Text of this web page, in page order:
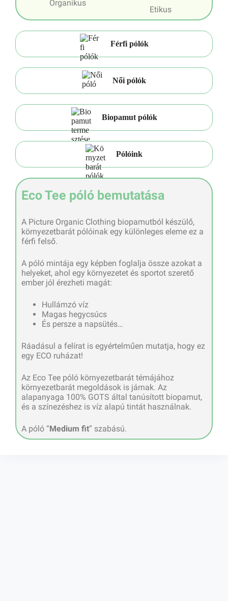
Organikus
Etikus
Férfi pólók
Női pólók
Biopamut pólók
Pólóink
Eco Tee póló bemutatása
A Picture Organic Clothing biopamutból készülő,
környezetbarát pólóinak egy különleges eleme ez a
férfi felső.
A póló mintája egy képben foglalja össze azokat a
helyeket, ahol egy környezetet és sportot szerető
ember jól érezheti magát:
Hullámzó víz
Magas hegycsúcs
És persze a napsütés…
Ráadásul a felírat is egyértelműen mutatja, hogy ez
egy ECO ruházat!
Az Eco Tee póló környezetbarát témájához
környezetbarát megoldások is járnak. Az
alapanyaga 100% GOTS által tanúsított biopamut,
és a színezéshez is víz alapú tintát használnak.
A póló “Medium fit” szabású.